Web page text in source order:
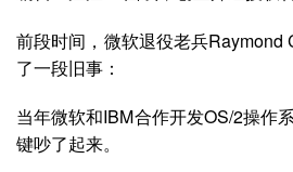
前段时间，微软退役老兵Raymond
了一段旧事：
当年微软和IBM合作开发OS/2操作
键吵了起来。